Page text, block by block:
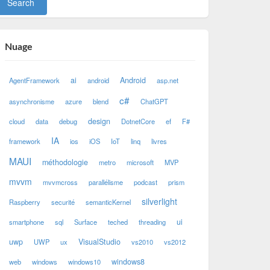
Nuage
AgentFramework ai android Android asp.net
asynchronisme azure blend c# ChatGPT
cloud data debug design DotnetCore ef F#
framework IA ios iOS IoT linq livres
MAUI méthodologie metro microsoft MVP
mvvm mvvmcross parallélisme podcast prism
Raspberry securité semanticKernel silverlight
smartphone sql Surface teched threading
ui
uwp
UWP ux VisualStudio vs2010 vs2012
web windows windows10 windows8